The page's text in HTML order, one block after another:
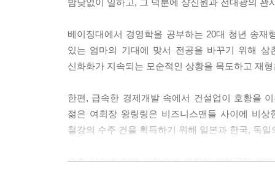
“1977년 생, 중국 이름 왕링링, 미국 이름 소피
어서 맞춰보라는 듯 이토 히데오는 도요토미 아라
“히야 이것 봐라.” 구미 돋는다는 듯 도요토미 아
이었다.
여지껏 말이 없던 이시하라 시로가 뚱하니 말했다.
“이거야말로 의혹투성이의 문제녀 아닌가. 동 하
진 것은 또 뭐고, 2004년에 중국 진출이면 10년도
밤낮없이 일하고, 그 덕분에 샹신원과 전대광의 꽌
베이징대에서 경영학을 공부하는 20대 청년 송
있는 엄마의 기대에 맞서 전공을 바꾸기 위해 삼
신화화가 지속되는 모순적인 상황을 목도하고 재
한편, 급속한 경제개발 속에서 건설업이 호황을
젊은 여회장 왕링링은 비즈니스맨들 사이에 비
철강의 수주 건을 획득하기 위해 일본과 한국, 독
수주 사고로 인해 시안으로 좌천된 김현곤은 전